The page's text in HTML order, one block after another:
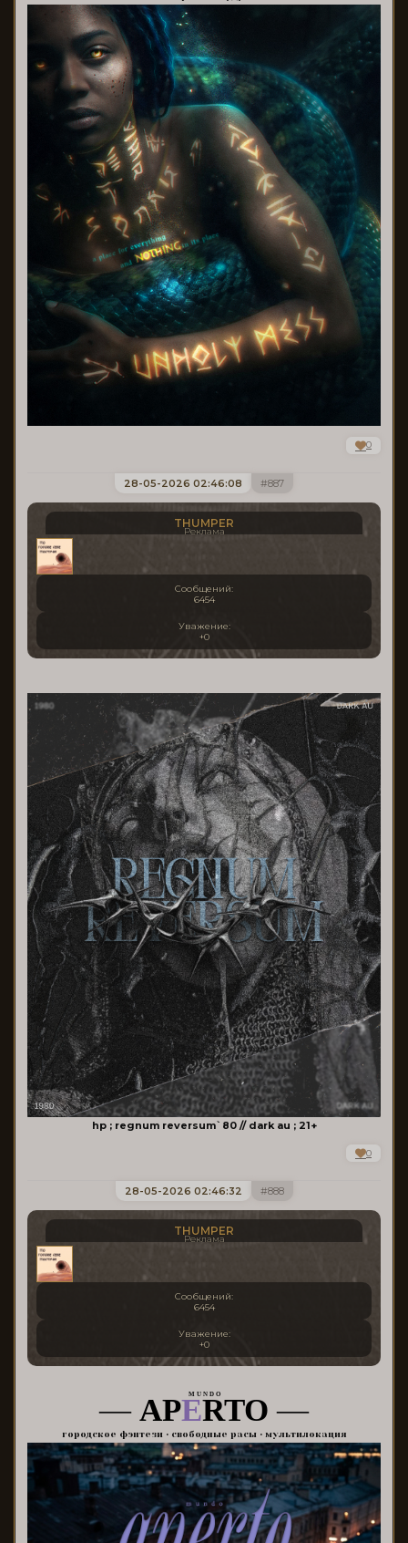
0
887
28-05-2026 02:46:08
THUMPER
Реклама
Сообщений:
6454
Уважение:
+0
hp ; regnum reversum`80 // dark au ; 21+
0
888
28-05-2026 02:46:32
THUMPER
Реклама
Сообщений:
6454
Уважение:
+0
M U N D O
— APERTO —
городское фэнтези • свободные расы • мультилокация